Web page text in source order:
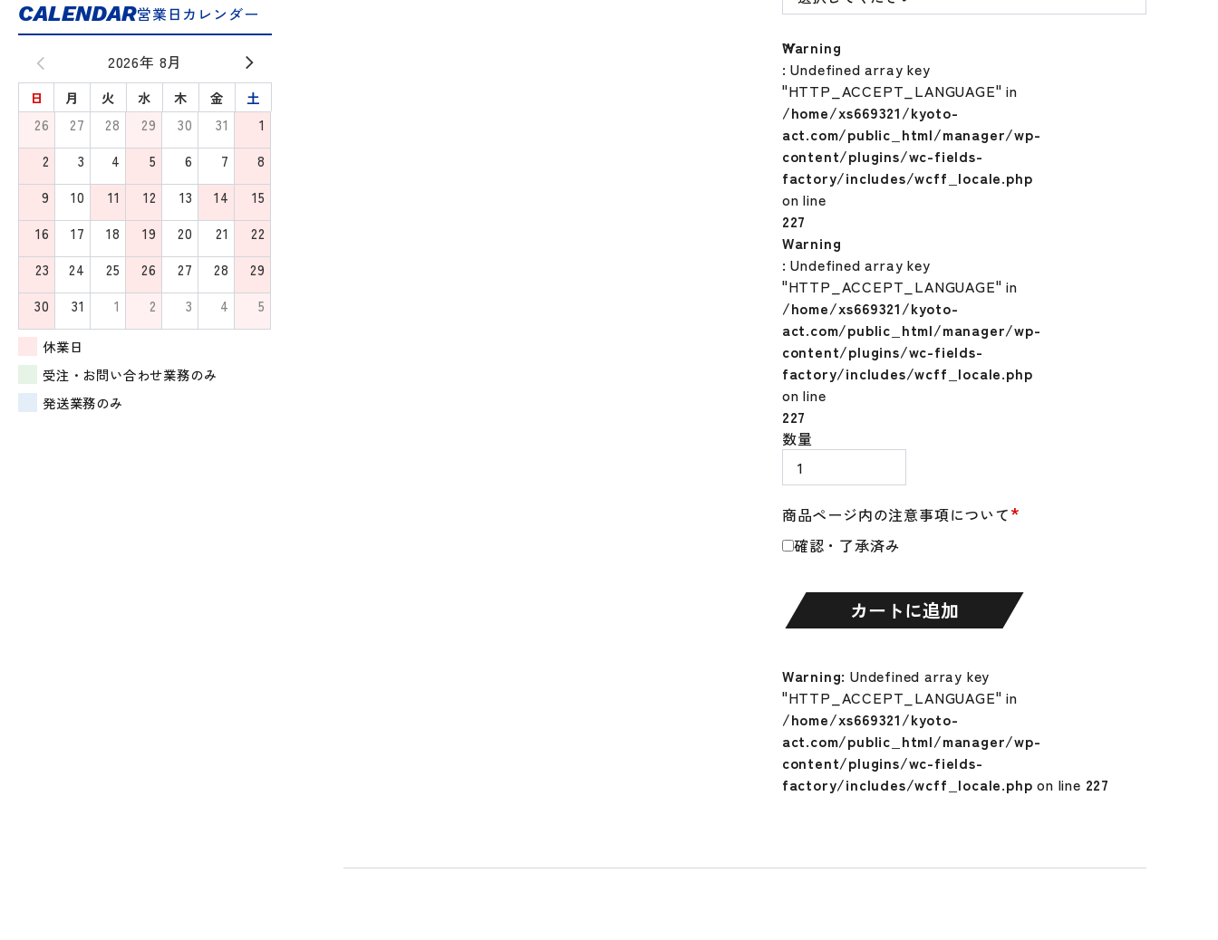
CALENDAR営業日カレンダー
2026年 8月
日 月 火 水 木 金
土
26
27 28 29 30 31
1
2
3 4 5 6 7
8
9
10 11 12 13 14
15
16
17 18 19 20 21
22
23
24 25 26 27 28
29
30
31 1 2 3 4 5
休業日
受注・お問い合わせ業務のみ
発送業務のみ
商品ページ内の注意事項について*
確認・了承済み
Warning
: Undefined array key
"HTTP_ACCEPT_LANGUAGE" in
/home/xs669321/kyoto-
act.com/public_html/manager/wp-
content/plugins/wc-fields-
factory/includes/wcff_locale.php
on line
227
数量
ニ
ー
バ
ラ
ン
谷
翔
大
谷
大
谷
モ
デ
Shohei
カートに追加
Warning
: Undefined array key
"HTTP_ACCEPT_LANGUAGE" in
/home/xs669321/kyoto-
act.com/public_html/manager/wp-
content/plugins/wc-fields-
factory/includes/wcff_locale.php
on line
227
Warning: Undefined array key
"HTTP_ACCEPT_LANGUAGE" in
/home/xs669321/kyoto-
act.com/public_html/manager/wp-
content/plugins/wc-fields-
factory/includes/wcff_locale.php on line 227